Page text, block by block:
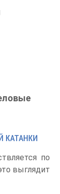
КАТАНКИ
по
выглядит